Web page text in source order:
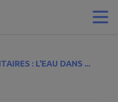
: L'EAU DANS ...